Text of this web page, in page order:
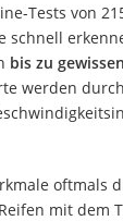
Tests von
schnell
bis zu
werden
oftmals
mit dem